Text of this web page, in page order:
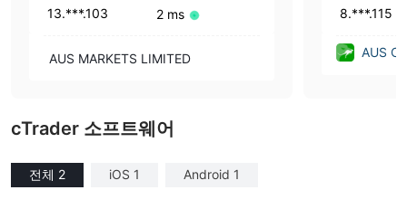
13.***.103 2 ms
AUS MARKETS LIMITED
8.***.115
AUS
cTrader 소프트웨어
전체 2 iOS 1 Android 1